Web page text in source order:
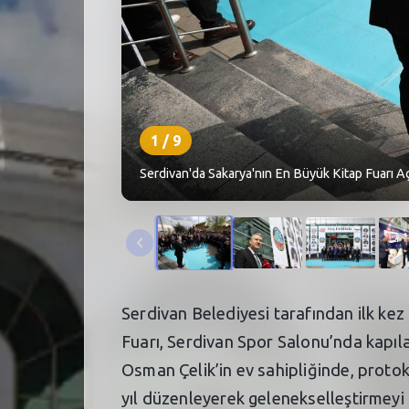
1 / 9
Serdivan'da Sakarya'nın En Büyük Kitap Fuarı
Serdivan Belediyesi tarafından ilk
Fuarı, Serdivan Spor Salonu’nda
Osman Çelik’in ev sahipliğinde,
yıl düzenleyerek